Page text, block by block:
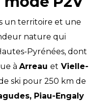
un territoire et une
nature qui
Pyrénées, dont
à Arreau et Vielle-
ski pour 250 km de
, Piau-Engaly